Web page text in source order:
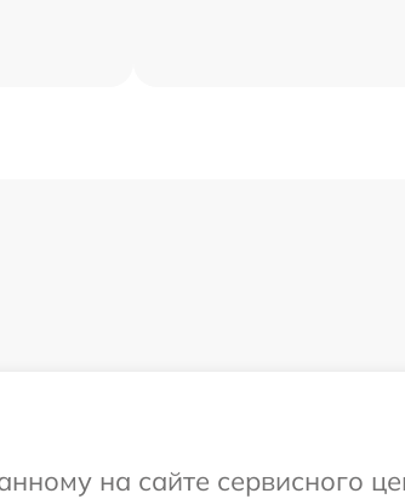
на сайте сервисного